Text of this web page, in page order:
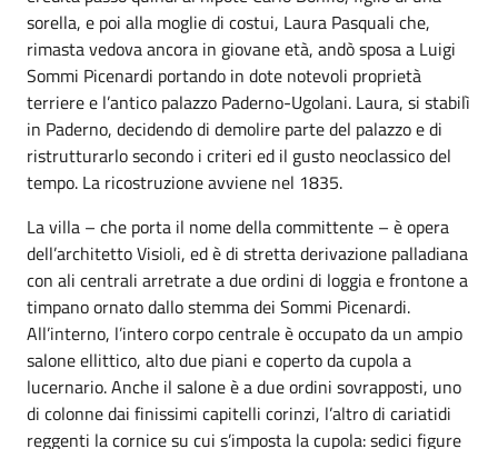
sorella, e poi alla moglie di costui, Laura Pasquali che,
rimasta vedova ancora in giovane età, andò sposa a Luigi
Sommi Picenardi portando in dote notevoli proprietà
terriere e l’antico palazzo Paderno-Ugolani. Laura, si stabilì
in Paderno, decidendo di demolire parte del palazzo e di
ristrutturarlo secondo i criteri ed il gusto neoclassico del
tempo. La ricostruzione avviene nel 1835.
La villa – che porta il nome della committente – è opera
dell’architetto Visioli, ed è di stretta derivazione palladiana
con ali centrali arretrate a due ordini di loggia e frontone a
timpano ornato dallo stemma dei Sommi Picenardi.
All’interno, l’intero corpo centrale è occupato da un ampio
salone ellittico, alto due piani e coperto da cupola a
lucernario. Anche il salone è a due ordini sovrapposti, uno
di colonne dai finissimi capitelli corinzi, l’altro di cariatidi
reggenti la cornice su cui s’imposta la cupola: sedici figure